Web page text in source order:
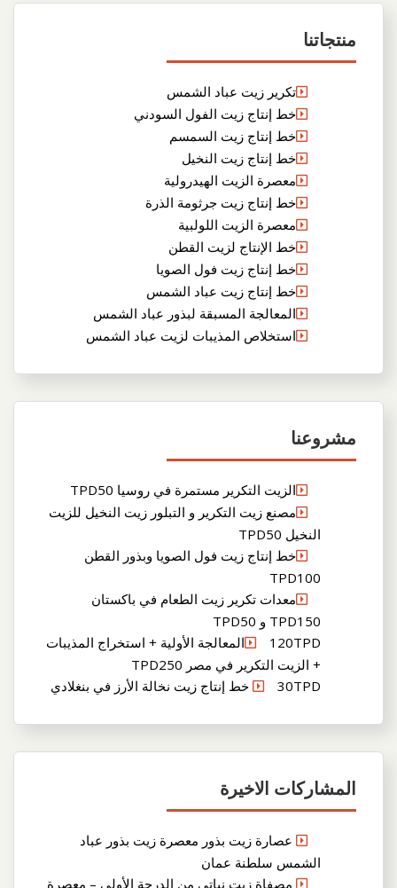
منتجاتنا
تكرير زيت عباد الشمس
خط إنتاج زيت الفول السودني
خط إنتاج زيت السمسم
خط إنتاج زيت النخيل
معصرة الزيت الهيدرولية
خط إنتاج زيت جرثومة الذرة
معصرة الزيت اللولبية
خط الإنتاج لزيت القطن
خط إنتاج زيت فول الصويا
خط إنتاج زيت عباد الشمس
المعالجة المسبقة لبذور عباد الشمس
استخلاص المذيبات لزيت عباد الشمس
مشروعنا
الزيت التكرير مستمرة في روسيا TPD50
مصنع زيت التكرير و التبلور زيت النخيل للزيت
النخيل TPD50
خط إنتاج زيت فول الصويا وبذور القطن
TPD100
معدات تكرير زيت الطعام في باكستان
TPD150 و TPD50
120TPDالمعالجة الأولية + استخراج المذيبات
+ الزيت التكرير في مصر TPD250
30TPD خط إنتاج زيت نخالة الأرز في بنغلادي
المشاركات الاخيرة
عصارة زيت بذور معصرة زيت بذور عباد
الشمس سلطنة عمان
مصفاة زيت نباتي من الدرجة الأولى – معصرة